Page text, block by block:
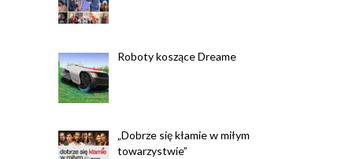
Roboty koszące Dreame
„Dobrze się kłamie w miłym
towarzystwie”